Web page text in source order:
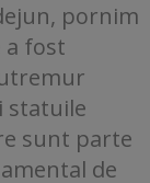
pornim
a fost
statuile
sunt parte
de